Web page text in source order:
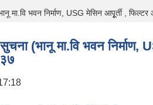
मा.वि भवन निर्माण, USG मेसिन आपूृर्ती ,
(भानू मा.वि भवन निर्माण,